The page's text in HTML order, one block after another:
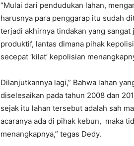
“Mulai dari pendudukan lahan,
harusnya para penggarap itu sudah
terjadi akhirnya tindakan yang
produktif, lantas dimana pihak
secepat ‘kilat’ kepolisian
Dilanjutkannya lagi,” Bahwa lahan
diselesaikan pada tahun 2008 dan
sejak itu lahan tersebut adalah sah
acaranya ada di pihak kebun, maka
menangkapnya,” tegas Dedy.